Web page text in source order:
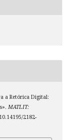
a Retórica Digital:
MATLIT:
2182-